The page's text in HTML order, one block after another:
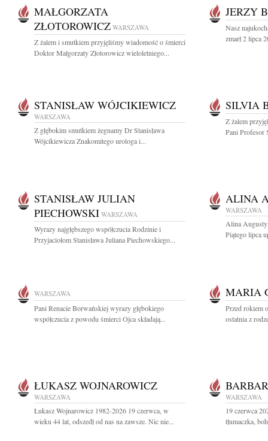
MAŁGORZATA
ZŁOTOROWICZ WARSZAWA
Z żalem i smutkiem przyjęliśmy wiadomość o śmierci
Doktor Małgorzaty Złotorowicz wieloletniego...
JERZY
Nasz
zmarł 2 lipca
STANISŁAW WÓJCIKIEWICZ
WARSZAWA
Z głębokim smutkiem żegnamy Dr Stanisława
Wójcikiewicza Znakomitego urologa i...
SILVIA
Z żalem
Pani Profesor
STANISŁAW JULIAN
PIECHOWSKI WARSZAWA
Wyrazy najgłębszego współczucia Rodzinie i
Przyjaciołom Stanisława Juliana Piechowskiego...
ALINA
WARSZAWA
Alina
Piątego lipca
WARSZAWA
Pani Renacie Borwańskiej wyrazy głębokiego
współczucia z powodu śmierci Ojca składają...
MARIA
Przed rokiem
ostatnia z
ŁUKASZ WOJNAROWICZ
WARSZAWA
Łukasz Wojnarowicz 1982-2026 19 czerwca, w
wieku 44 lat, odszedł od nas na zawsze. Nic nie...
WARSZAWA
19 czerwca
tłumaczka,